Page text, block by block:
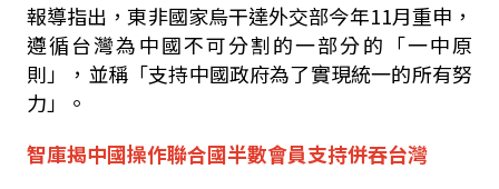
報導指出，東非國家烏干達外交部今年11月重申，
遵循台灣為中國不可分割的一部分的「一中原
則」，並稱「支持中國政府為了實現統一的所有努
力」。
智庫揭中國操作聯合國半數會員支持併吞台灣